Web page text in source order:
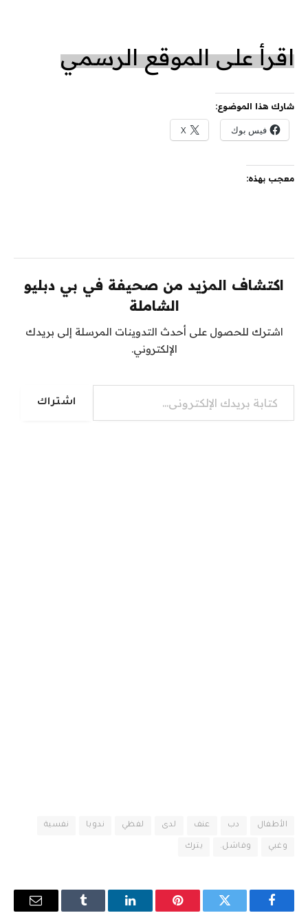
اقرأ على الموقع الرسمي
شارك هذا الموضوع:
فيس بوك X
معجب بهذه:
اكتشاف المزيد من صحيفة في بي دبليو
الشاملة
اشترك للحصول على أحدث التدوينات المرسلة إلى بريدك
الإلكتروني.
كتابة بريدك الإلكتروني...
اشتراك
الأطفال دب عنف لدى لفظي ندوبا نفسية
وغبي وفاشل. يترك
فيسبوك تويتر بينتيريستلينكدإن Tumblr
البريد